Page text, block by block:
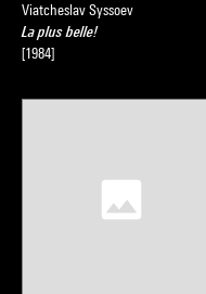
Viatcheslav Syssoev
La plus belle!
[1984]